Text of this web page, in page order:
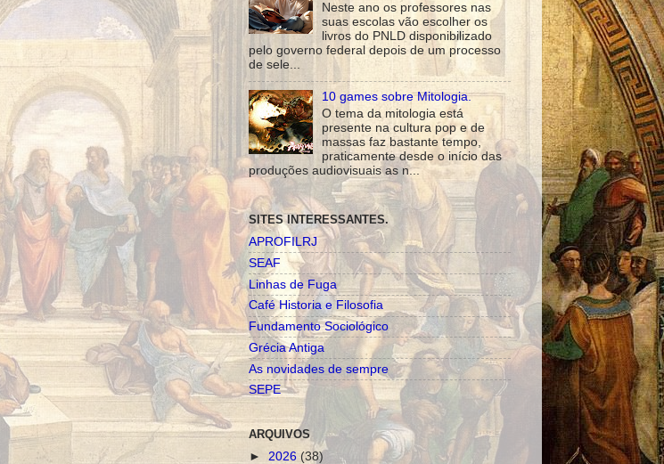
Neste ano os professores nas
suas escolas vão escolher os
livros do PNLD disponibilizado
pelo governo federal depois de um processo
de sele...
10 games sobre Mitologia.
O tema da mitologia está
presente na cultura pop e de
massas faz bastante tempo,
praticamente desde o início das
produções audiovisuais as n...
SITES INTERESSANTES.
APROFILRJ
SEAF
Linhas de Fuga
Café Historia e Filosofia
Fundamento Sociológico
Grécia Antiga
As novidades de sempre
SEPE
ARQUIVOS
► 2026 (38)